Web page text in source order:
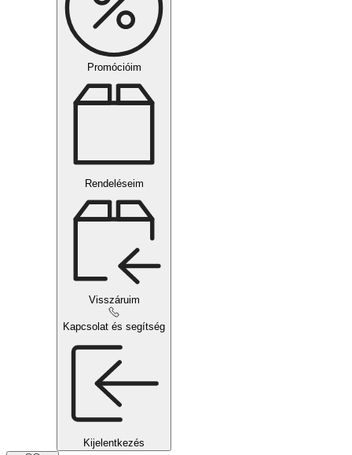
Promócióim
Rendeléseim
Visszáruim
Kapcsolat és segítség
Kijelentkezés